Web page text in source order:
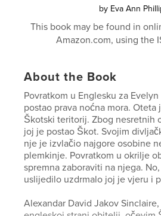
by Eva Ann
This book may be found in
Amazon.com, using the
About the Book
Povratkom u Englesku za
postao prava noćna mora. Oteta
Škotski teritorij. Zbog nesretnih
joj je postao Škot. Svojim
nje je izvlačio najgore osobine
plemkinje. Povratkom u okrilje
spremna zaboraviti na njega.
uslijedilo uzdrmalo joj je vjeru i
Alexandar David Jakov